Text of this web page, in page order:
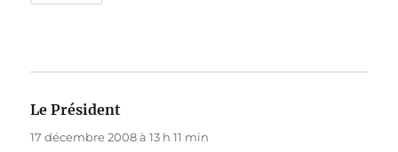
Le Président
17 décembre 2008 à 13 h 11 min